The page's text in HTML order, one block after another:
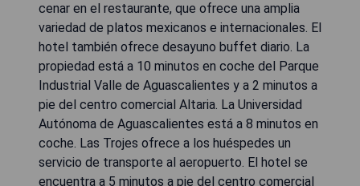
cenar en el restaurante, que ofrece una amplia
variedad de platos mexicanos e internacionales. El
hotel también ofrece desayuno buffet diario. La
propiedad está a 10 minutos en coche del Parque
Industrial Valle de Aguascalientes y a 2 minutos a
pie del centro comercial Altaria. La Universidad
Autónoma de Aguascalientes está a 8 minutos en
coche. Las Trojes ofrece a los huéspedes un
servicio de transporte al aeropuerto. El hotel se
encuentra a 5 minutos a pie del centro comercial